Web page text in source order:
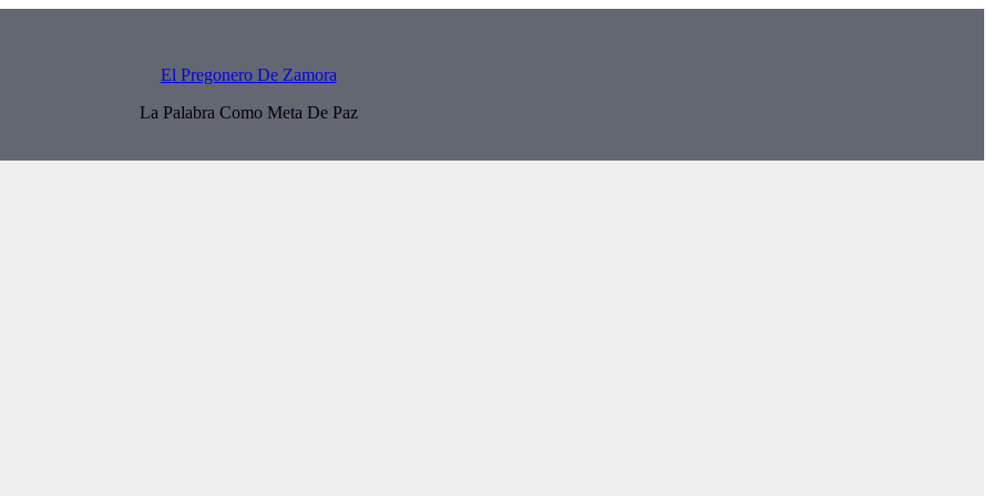
El Pregonero De Zamora
La Palabra Como Meta De Paz